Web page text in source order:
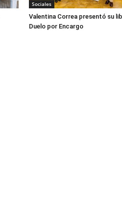
Sociales
Valentina Correa presentó su
Duelo por Encargo